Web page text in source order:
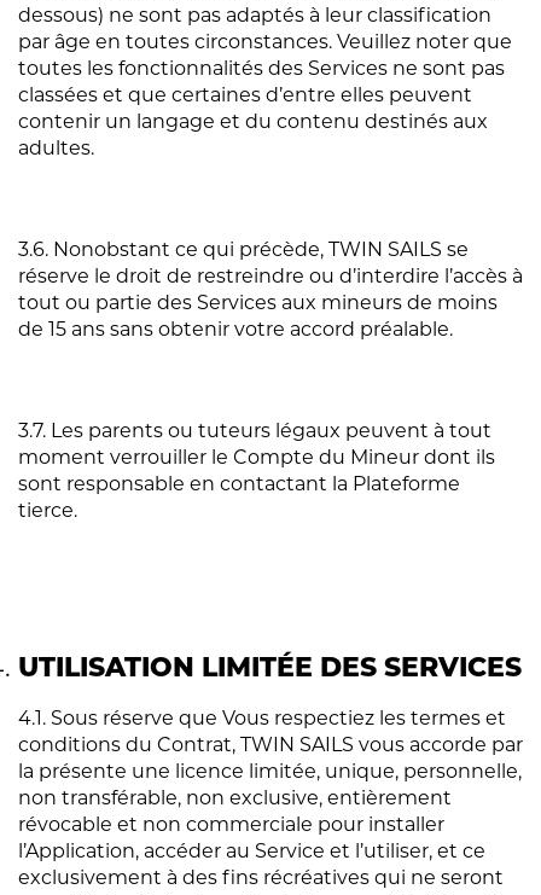
dessous) ne sont pas adaptés à leur classification
par âge en toutes circonstances. Veuillez noter que
toutes les fonctionnalités des Services ne sont pas
classées et que certaines d’entre elles peuvent
contenir un langage et du contenu destinés aux
adultes.
3.6. Nonobstant ce qui précède, TWIN SAILS se
réserve le droit de restreindre ou d’interdire l’accès à
tout ou partie des Services aux mineurs de moins
de 15 ans sans obtenir votre accord préalable.
3.7. Les parents ou tuteurs légaux peuvent à tout
moment verrouiller le Compte du Mineur dont ils
sont responsable en contactant la Plateforme
tierce.
UTILISATION LIMITÉE DES SERVICES
4.1. Sous réserve que Vous respectiez les termes et
conditions du Contrat, TWIN SAILS vous accorde par
la présente une licence limitée, unique, personnelle,
non transférable, non exclusive, entièrement
révocable et non commerciale pour installer
l’Application, accéder au Service et l’utiliser, et ce
exclusivement à des fins récréatives qui ne seront